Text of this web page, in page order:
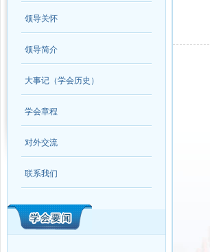
领导关怀
领导简介
大事记（学会历史）
学会章程
对外交流
联系我们